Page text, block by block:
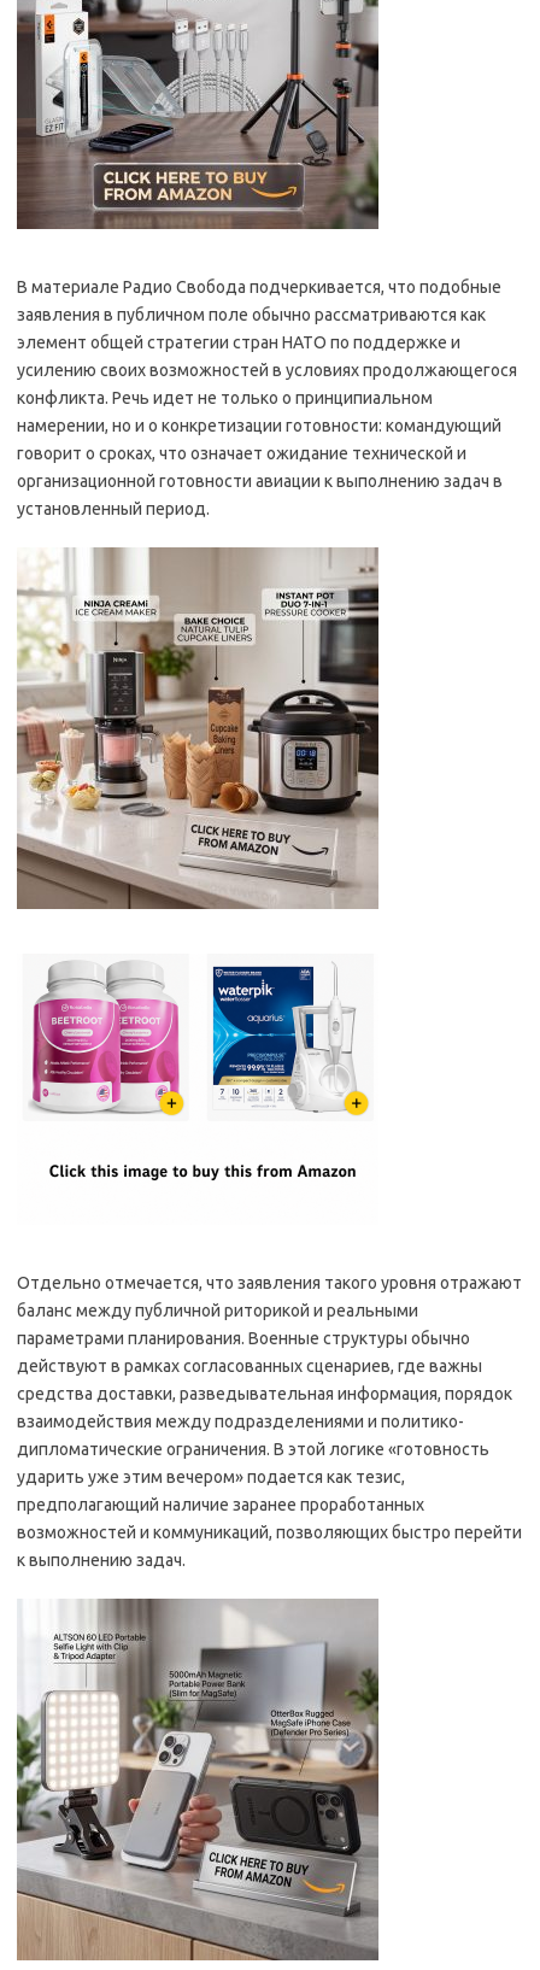
В материале Радио Свобода подчеркивается, что подобные
заявления в публичном поле обычно рассматриваются как
элемент общей стратегии стран НАТО по поддержке и
усилению своих возможностей в условиях продолжающегося
конфликта. Речь идет не только о принципиальном
намерении, но и о конкретизации готовности: командующий
говорит о сроках, что означает ожидание технической и
организационной готовности авиации к выполнению задач в
установленный период.
Отдельно отмечается, что заявления такого уровня отражают
баланс между публичной риторикой и реальными
параметрами планирования. Военные структуры обычно
действуют в рамках согласованных сценариев, где важны
средства доставки, разведывательная информация, порядок
взаимодействия между подразделениями и политико-
дипломатические ограничения. В этой логике «готовность
ударить уже этим вечером» подается как тезис,
предполагающий наличие заранее проработанных
возможностей и коммуникаций, позволяющих быстро перейти
к выполнению задач.